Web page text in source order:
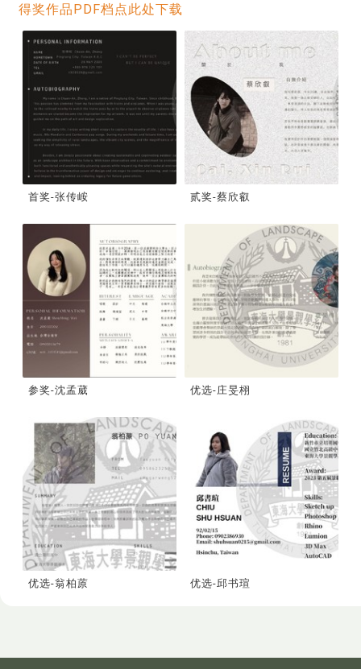
得奖作品PDF档点此处下载
首奖-张传峖 贰奖-蔡欣叡
参奖-沈孟葳 优选-庄旻栩
优选-翁柏蒝 优选-邱书瑄